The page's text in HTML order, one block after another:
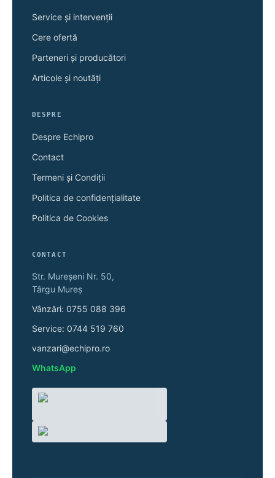
Service și intervenții
Cere ofertă
Parteneri și producători
Articole și noutăți
DESPRE
Despre Echipro
Contact
Termeni și Condiții
Politica de confidențialitate
Politica de Cookies
CONTACT
Str. Mureșeni Nr. 50,
Târgu Mureș
Vânzări: 0755 088 396
Service: 0744 519 760
vanzari@echipro.ro
WhatsApp